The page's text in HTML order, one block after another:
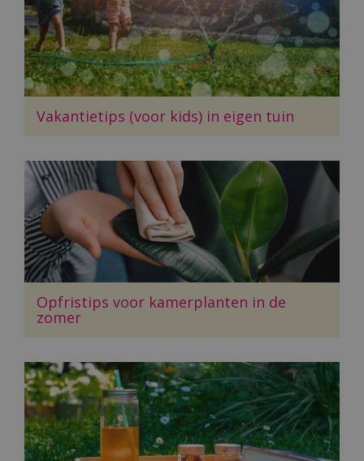
Vakantietips (voor kids) in eigen tuin
Opfristips voor kamerplanten in de
zomer